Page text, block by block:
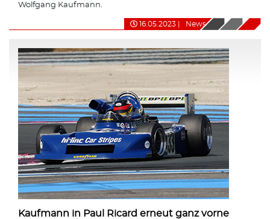
Wolfgang Kaufmann.
16.05.2023 News
Kaufmann in Paul Ricard erneut ganz vorne